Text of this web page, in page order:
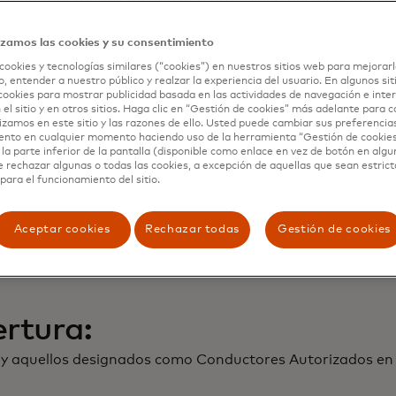
Black.“
puede variar según el Emisor de la tarjeta. Para
de ahorrar y recibir valiosa cobertura de seguro
y cuando todos los impuestos y cargos
asociados a su tarjeta Mastercard® Black.
Mastercard® Black, estará cubierto por daños al
incendio accidental y daño físico como resultado
sobre las reclamaciones, por favor refiérase a la
aquellos designados como Conductores Autorizados
las cookies y su consentimiento
y tecnologías similares (“cookies”) en nuestros sitios web para
entender a nuestro público y realzar la experiencia del usuario. En algunos
para mostrar publicidad basada en las actividades de navegación e
el sitio y en otros sitios. Haga clic en “Gestión de cookies” más adelante para
en este sitio y las razones de ello. Usted puede cambiar sus
en cualquier momento haciendo uso de la herramienta “Gestión de
la parte inferior de la pantalla (disponible como enlace en vez de botón en
rechazar algunas o todas las cookies, a excepción de aquellas que sean
el funcionamiento del sitio.
Aceptar cookies Rechazar todas Gestión de cookies